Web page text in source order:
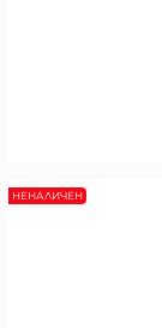
НЕНАЛИЧЕН